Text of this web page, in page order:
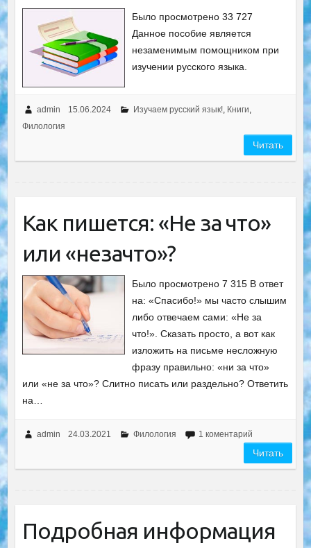
Было просмотрено 33 727
Данное пособие является
незаменимым помощником при
изучении русского языка.
admin 15.06.2024 Изучаем русский язык!, Книги,
Филология
Читать
Как пишется: «Не за что»
или «незачто»?
Было просмотрено 7 315 В ответ
на: «Спасибо!» мы часто слышим
либо отвечаем сами: «Не за
что!». Сказать просто, а вот как
изложить на письме несложную
фразу правильно: «ни за что»
или «не за что»? Слитно писать или раздельно? Ответить
на…
admin 24.03.2021 Филология 1 коментарий
Читать
Подробная информация